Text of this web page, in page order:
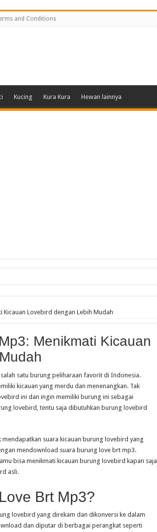
and Conditions
Kucing Kura Kura Hewan lainnya
Kicauan Lovebird dengan Lebih Mudah
Menikmati Kicauan
satu burung peliharaan favorit di Indonesia.
kicauan yang merdu dan menenangkan. Tak
ini dan ingin memiliki burung ini sebagai
lovebird, tentu saja dibutuhkan burung lovebird
suara kicauan burung lovebird yang
mendownload suara burung love brt mp3.
bisa menikmati kicauan burung lovebird kapan saja
asli.
Brt Mp3?
lovebird yang direkam dan dikonversi ke dalam
dan diputar di berbagai perangkat seperti